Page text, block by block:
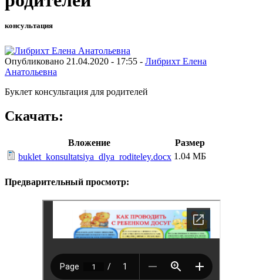
консультация
Опубликовано 21.04.2020 - 17:55 - Либрихт Елена
Анатольевна
Буклет консультация для родителей
Скачать:
Вложение
Размер
buklet_konsultatsiya_dlya_roditeley.docx 1.04 МБ
Предварительный просмотр: